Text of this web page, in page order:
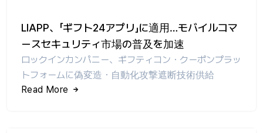
LIAPP、「ギフト24アプリ」に適用…モバイルコマ
ースセキュリティ市場の普及を加速
ロックインカンパニー、ギフティコン・クーポンプラッ
トフォームに偽変造・自動化攻撃遮断技術供給
Read More